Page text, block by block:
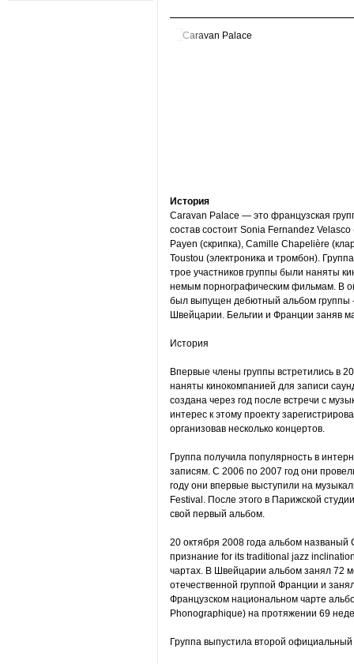
История
Caravan Palace — это французская
состав состоит Sonia Fernandez
Payen (скрипка), Camille Chapelière
Toustou (электроника и тромбон).
трое участников группы были наняты
немым порнографическим фильмам. В
был выпущен дебютный альбом группы
Швейцарии. Бельгии и Франции заняв
История
Впервые члены группы встретились в
наняты кинокомпанией для записи
создана через год после встречи с
интерес к этому проекту
организовав несколько концертов.
Группа получила популярность в
записям. С 2006 по 2007 год они
году они впервые выступили на
Festival. После этого в Парижской
свой первый альбом.
20 октября 2008 года альбом
признание for its traditional jazz
чартах. В Швейцарии альбом занял 72
отечественной группой Франции и
Французском национальном чарте
Phonographique) на протяжении 69
Группа выпустила второй